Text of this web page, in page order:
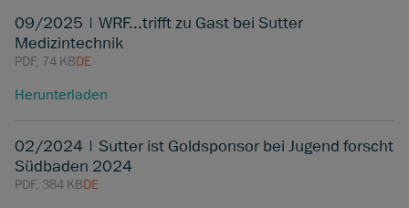
09/2025 | WRF...trifft zu Gast bei Sutter
Medizintechnik
PDF, 74 KBDE
Herunterladen
02/2024 | Sutter ist Goldsponsor bei Jugend forscht
Südbaden 2024
PDF, 384 KBDE